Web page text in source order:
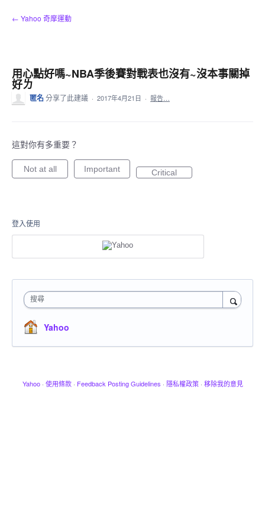
到
← Yahoo 奇摩運動
用心點好嗎~NBA季後賽對戰表也沒有~沒本事關掉
好ㄌ
匿名分享了此建議 · 2017年4月21日 · 報告…
這對你有多重要？
Not at all Important Critical
登入使用
搜尋
Yahoo
Yahoo · 使用條款 · Feedback Posting Guidelines · 隱私權政策 · 移除我的意見